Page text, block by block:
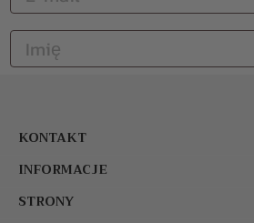
KONTAKT
INFORMACJE
STRONY